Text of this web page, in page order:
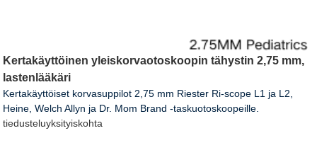
Kertakäyttöinen yleiskorvaotoskoopin tähystin 2,75 mm,
lastenlääkäri
Kertakäyttöiset korvasuppilot 2,75 mm Riester Ri-scope L1 ja L2,
Heine, Welch Allyn ja Dr. Mom Brand -taskuotoskoopeille.
tiedusteluyksityiskohta